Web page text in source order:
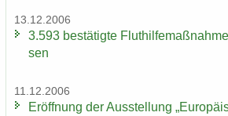
13.12.2006
3.593 be­stä­tig­te
sen
11.12.2006
Er­öff­nung der Aus­stel­lung